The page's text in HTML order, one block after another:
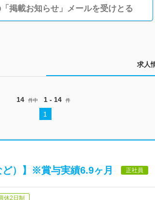
掲載お知らせ」メールを受けとる
求人
14 件中 1 - 14 件
1
）】※賞与実績6.9ヶ月 正社員
休2日制